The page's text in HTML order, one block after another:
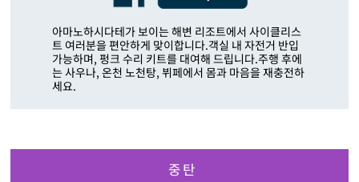
아마노하시다테가 보이는 해변 리조트에서 사이클리스
트 여러분을 편안하게 맞이합니다.객실 내 자전거 반입
가능하며, 펑크 수리 키트를 대여해 드립니다.주행 후에
는 사우나, 온천 노천탕, 뷔페에서 몸과 마음을 재충전하
세요.
중탄